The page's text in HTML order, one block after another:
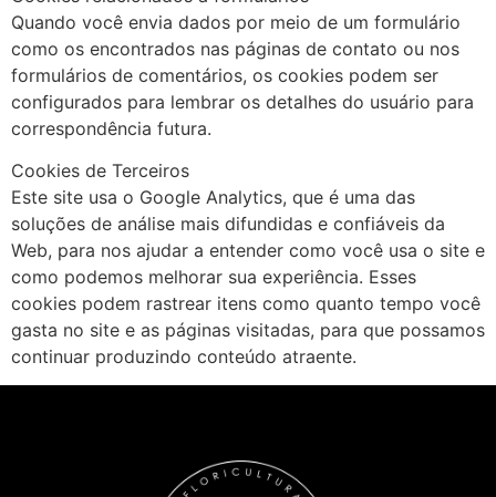
Quando você envia dados por meio de um formulário
como os encontrados nas páginas de contato ou nos
formulários de comentários, os cookies podem ser
configurados para lembrar os detalhes do usuário para
correspondência futura.
Cookies de Terceiros
Este site usa o Google Analytics, que é uma das
soluções de análise mais difundidas e confiáveis da
Web, para nos ajudar a entender como você usa o site e
como podemos melhorar sua experiência. Esses
cookies podem rastrear itens como quanto tempo você
gasta no site e as páginas visitadas, para que possamos
continuar produzindo conteúdo atraente.